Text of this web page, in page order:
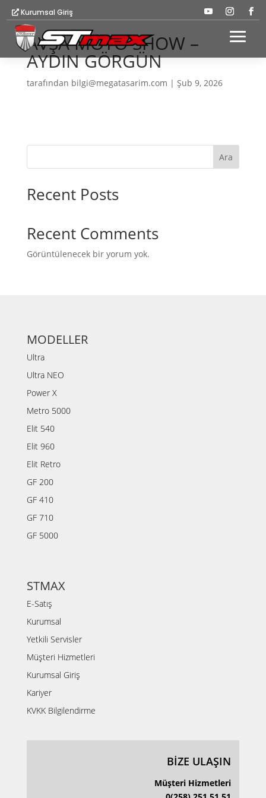
Kurumsal Giriş
AVŞA MOTO SHOW –
AYDIN GÖRGÜN
tarafından bilgi@megatasarim.com | Şub 9, 2026
Ara
Recent Posts
Recent Comments
Görüntülenecek bir yorum yok.
MODELLER
Ultra
Ultra NEO
Power X
Metro 5000
Elit 540
Elit 960
Elit Retro
GF 200
GF 410
GF 710
GF 5000
STMAX
E-Satış
Kurumsal
Yetkili Servisler
Müşteri Hizmetleri
Kurumsal Giriş
Kariyer
KVKK Bilgilendirme
BİZE ULAŞIN
Müşteri Hizmetleri